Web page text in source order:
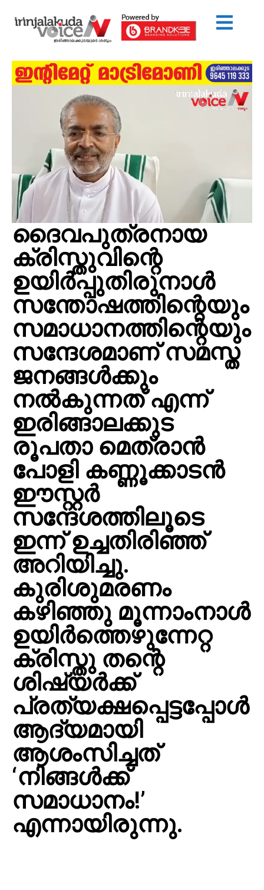
ദൈവപുത്രനായ
ക്രിസ്തുവിന്റെ
ഉയിര്‍പ്പുതിരുനാള്‍
സന്തോഷത്തിന്റെയും
സമാധാനത്തിന്റെയും
സന്ദേശമാണ് സമസ്ത
ജനങ്ങള്‍ക്കും
നല്‍കുന്നത് എന്ന്
ഇരിങ്ങാലക്കുട
രൂപതാ മെത്രാന്‍
പോളി കണ്ണൂക്കാടന്‍
ഈസ്റ്റര്‍
സന്ദേശത്തിലൂടെ
ഇന്ന് ഉച്ചതിരിഞ്ഞ്
അറിയിച്ചു.
കുരിശുമരണം
കഴിഞ്ഞു മൂന്നാംനാള്‍
ഉയിര്‍ത്തെഴുന്നേറ്റ
ക്രിസ്തു തന്റെ
ശിഷ്യര്‍ക്ക്
പ്രത്യക്ഷപ്പെട്ടപ്പോള്‍
ആദ്യമായി
ആശംസിച്ചത്
‘നിങ്ങള്‍ക്ക്
സമാധാനം!’
എന്നായിരുന്നു.